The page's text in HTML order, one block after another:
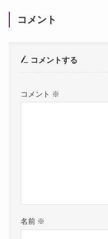
コメント
コメントする
コメント ※
名前 ※